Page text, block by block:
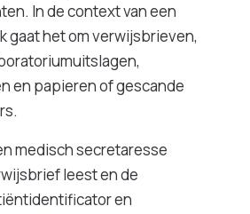
In de context van een
gaat het om verwijsbrieven,
en papieren of gescande
medisch secretaresse
leest en de
en